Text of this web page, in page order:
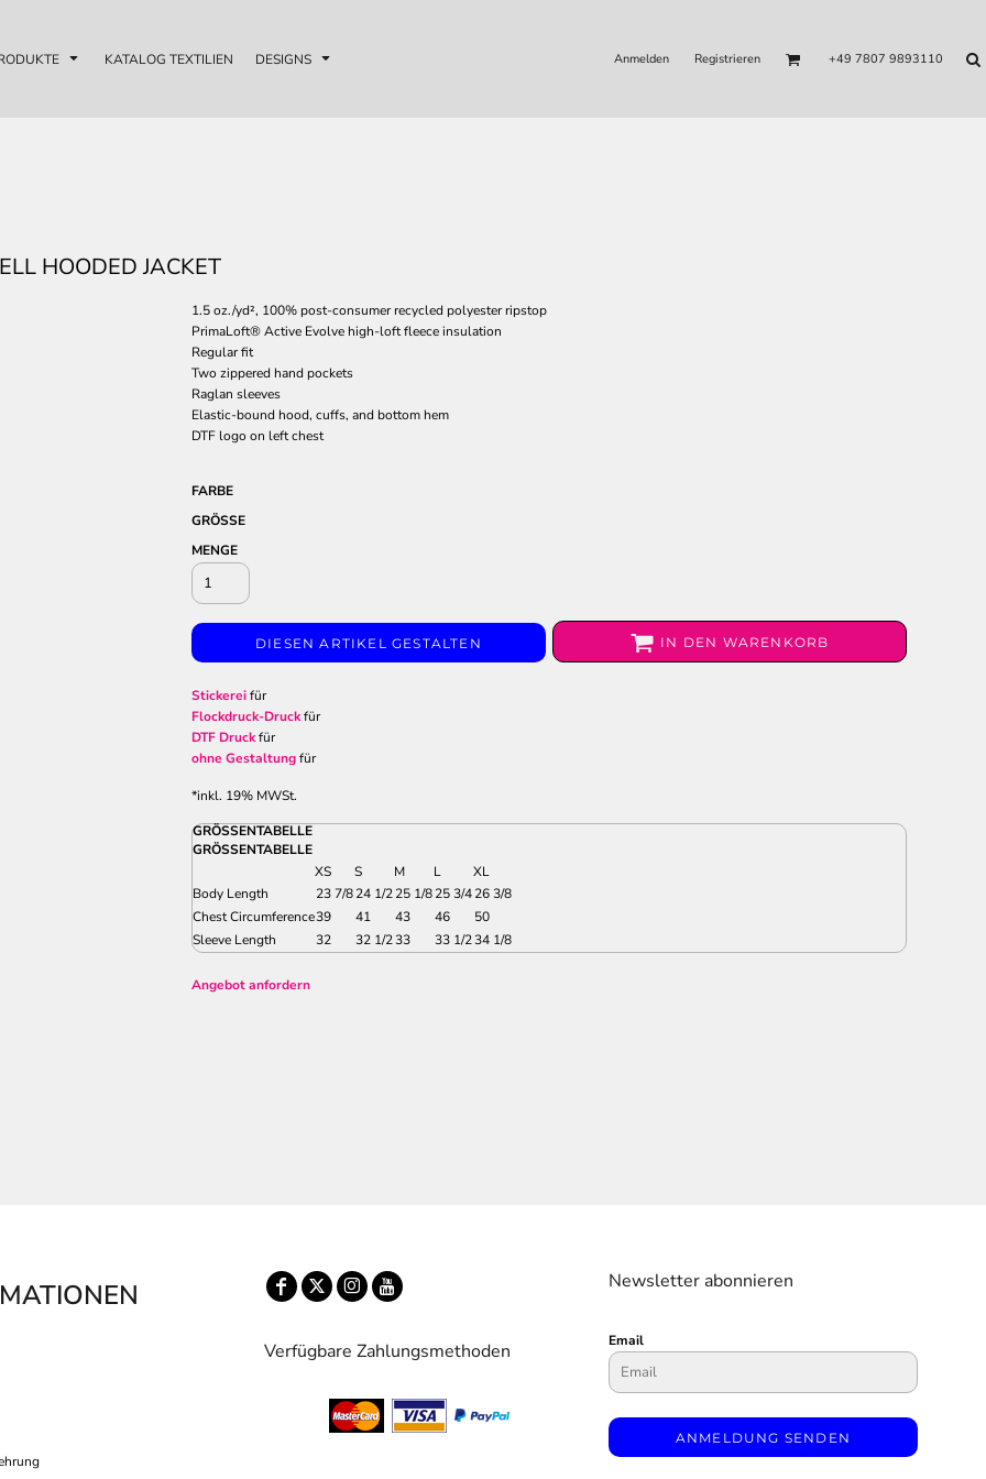
KATALOG TEXTILIEN DESIGNS Anmelden Registrieren +49 7807 9893110
HOODED JACKET
1.5 oz./yd², 100% post-consumer recycled polyester ripstop
PrimaLoft® Active Evolve high-loft fleece insulation
Regular fit
Two zippered hand pockets
Raglan sleeves
Elastic-bound hood, cuffs, and bottom hem
DTF logo on left chest
FARBE
GRÖSSE
MENGE
DIESEN ARTIKEL GESTALTEN IN DEN WARENKORB
Stickereifür
Flockdruck-Druckfür
DTF Druckfür
ohne Gestaltungfür
*inkl. 19% MWSt.
GRÖSSENTABELLE
GRÖSSENTABELLE
XS
S M L
XL
Body Length
23 7/824 1/225 1/825 3/426 3/8
Chest Circumference39 41 43 46
50
Sleeve Length
32 32 1/233 33 1/234 1/8
Angebot anfordern
Verfügbare Zahlungsmethoden
Newsletter abonnieren
Email
ANMELDUNG SENDEN